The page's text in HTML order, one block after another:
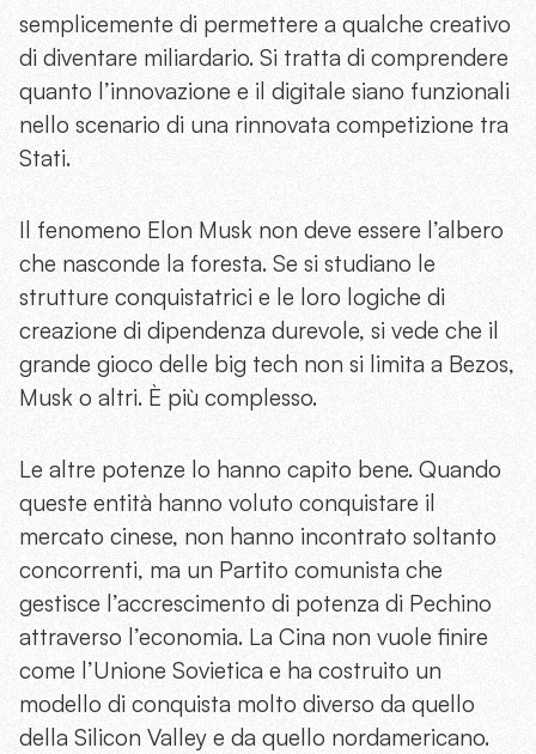
semplicemente di permettere a qualche creativo
di diventare miliardario. Si tratta di comprendere
quanto l’innovazione e il digitale siano funzionali
nello scenario di una rinnovata competizione tra
Stati.
Il fenomeno Elon Musk non deve essere l’albero
che nasconde la foresta. Se si studiano le
strutture conquistatrici e le loro logiche di
creazione di dipendenza durevole, si vede che il
grande gioco delle big tech non si limita a Bezos,
Musk o altri. È più complesso.
Le altre potenze lo hanno capito bene. Quando
queste entità hanno voluto conquistare il
mercato cinese, non hanno incontrato soltanto
concorrenti, ma un Partito comunista che
gestisce l’accrescimento di potenza di Pechino
attraverso l’economia. La Cina non vuole finire
come l’Unione Sovietica e ha costruito un
modello di conquista molto diverso da quello
della Silicon Valley e da quello nordamericano.